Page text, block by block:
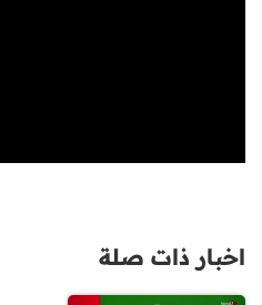
اخبار ذات صلة